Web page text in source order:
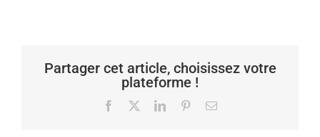
Partager cet article, choisissez votre
plateforme !
Facebook LinkedInPinterestEmail